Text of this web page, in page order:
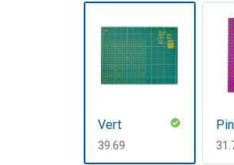
Vert
CHF
39.69